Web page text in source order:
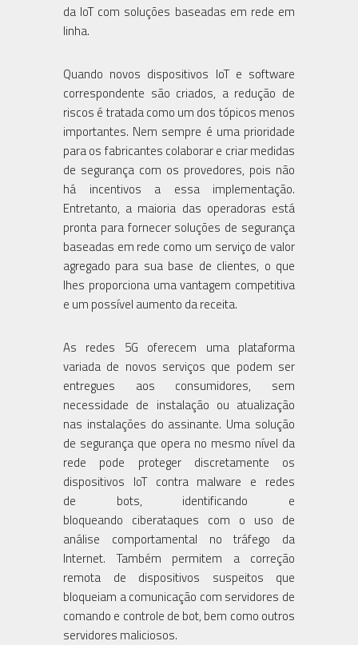
da IoT com soluções baseadas em rede em
linha.
Quando novos dispositivos IoT e software
correspondente são criados, a redução de
riscos é tratada como um dos tópicos menos
importantes. Nem sempre é uma prioridade
para os fabricantes colaborar e criar medidas
de segurança com os provedores, pois não
há incentivos a essa implementação.
Entretanto, a maioria das operadoras está
pronta para fornecer soluções de segurança
baseadas em rede como um serviço de valor
agregado para sua base de clientes, o que
lhes proporciona uma vantagem competitiva
e um possível aumento da receita.
As redes 5G oferecem uma plataforma
variada de novos serviços que podem ser
entregues aos consumidores, sem
necessidade de instalação ou atualização
nas instalações do assinante. Uma solução
de segurança que opera no mesmo nível da
rede pode proteger discretamente os
dispositivos IoT contra malware e redes
de bots, identificando e
bloqueando ciberataques com o uso de
análise comportamental no tráfego da
Internet. Também permitem a correção
remota de dispositivos suspeitos que
bloqueiam a comunicação com servidores de
comando e controle de bot, bem como outros
servidores maliciosos.